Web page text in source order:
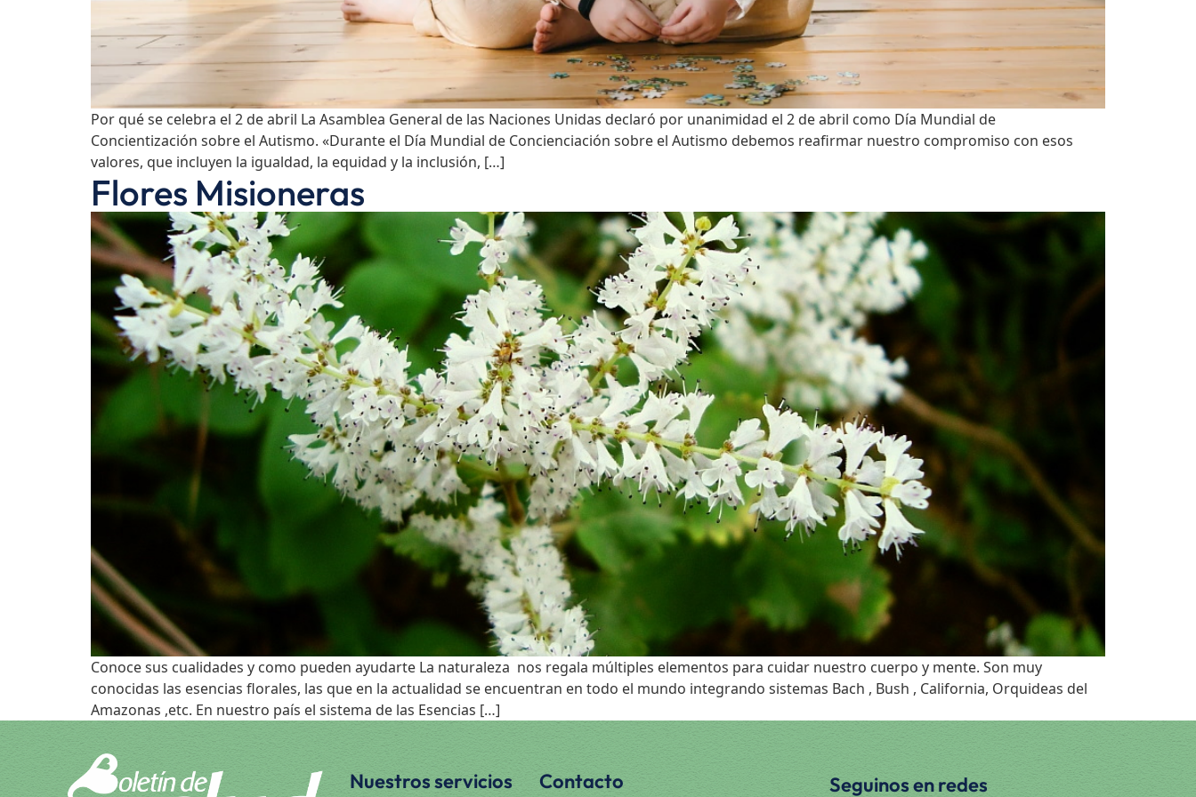
Por qué se celebra el 2 de abril La Asamblea General de las Naciones Unidas declaró por unanimidad el 2 de abril como Día Mundial de
Concientización sobre el Autismo. «Durante el Día Mundial de Concienciación sobre el Autismo debemos reafirmar nuestro compromiso con esos
valores, que incluyen la igualdad, la equidad y la inclusión, […]
Flores Misioneras
Conoce sus cualidades y como pueden ayudarte La naturaleza nos regala múltiples elementos para cuidar nuestro cuerpo y mente. Son muy
conocidas las esencias florales, las que en la actualidad se encuentran en todo el mundo integrando sistemas Bach , Bush , California, Orquideas del
Amazonas ,etc. En nuestro país el sistema de las Esencias […]
Nuestros servicios Contacto Seguinos en redes